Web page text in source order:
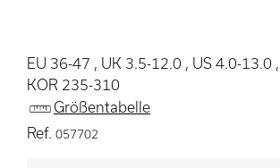
EU 36-47 , UK 3.5-12.0 , US 4.0-13.0
KOR 235-310
Größentabelle
Ref. 057702